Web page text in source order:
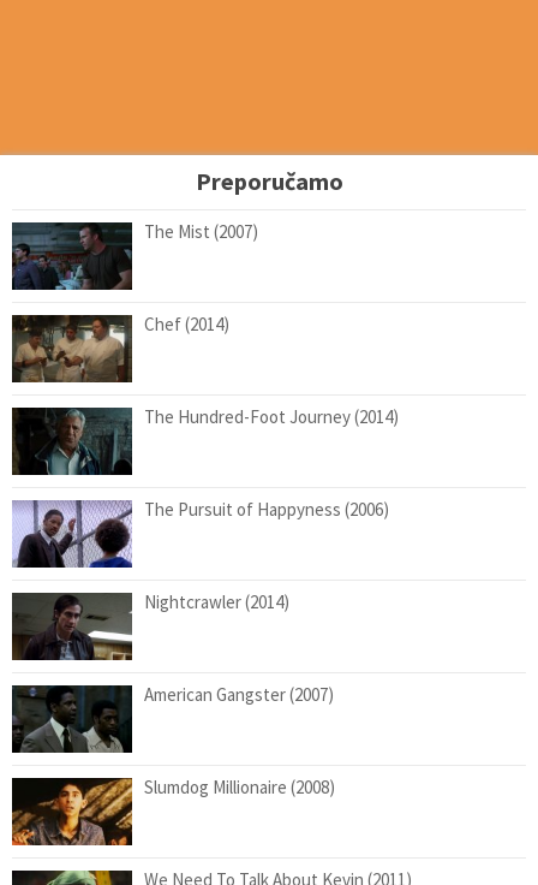
Preporučamo
The Mist (2007)
Chef (2014)
The Hundred-Foot Journey (2014)
The Pursuit of Happyness (2006)
Nightcrawler (2014)
American Gangster (2007)
Slumdog Millionaire (2008)
We Need To Talk About Kevin (2011)